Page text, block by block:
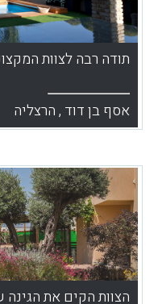
תודה רבה לצוות
אסף בן דוד , הרצליה
הצוות הקים את הגינה